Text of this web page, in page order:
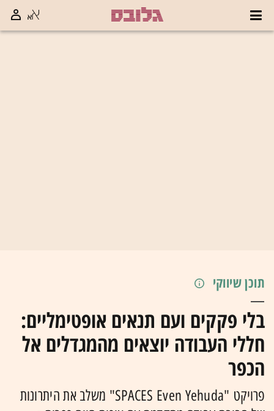
תוכן שיווקי
בלי פקקים ועם תנאים אופטימליים:
חללי העבודה יוצאים מהמגדלים אל
הכפר
פרויקט "SPACES
Even Yehuda"
משלב את היתרונות